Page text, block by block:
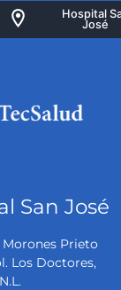
Hospital
José
San José
Prieto
Los Doctores,